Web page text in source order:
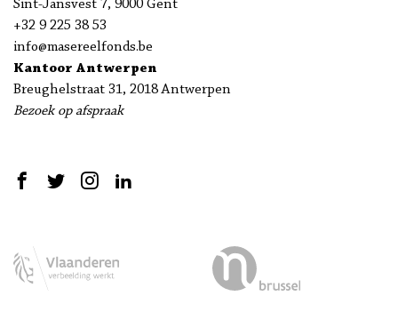
Sint-Jansvest 7, 9000 Gent
+32 9 225 38 53
info@masereelfonds.be
Kantoor Antwerpen
Breughelstraat 31, 2018 Antwerpen
Bezoek op afspraak